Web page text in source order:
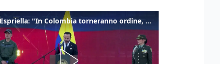
De la Espriella: "In Colombia torneranno ordine, autorità e libertà"